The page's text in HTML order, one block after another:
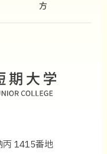
方
丙 1415番地